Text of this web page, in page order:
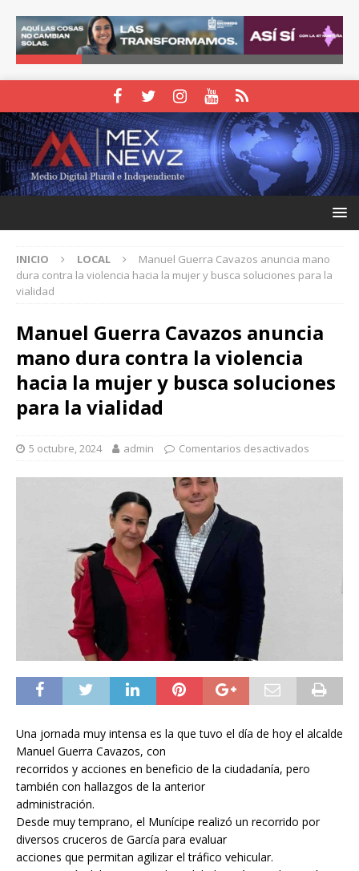
INICIO LOCAL
Manuel Guerra Cavazos anuncia mano
dura contra la violencia hacia la mujer y busca soluciones para la
vialidad
Manuel Guerra Cavazos anuncia
mano dura contra la violencia
hacia la mujer y busca soluciones
para la vialidad
5 octubre, 2024 admin Comentarios desactivados
Una jornada muy intensa es la que tuvo el día de hoy el alcalde
Manuel Guerra Cavazos, con
recorridos y acciones en beneficio de la ciudadanía, pero
también con hallazgos de la anterior
administración.
Desde muy temprano, el Munícipe realizó un recorrido por
diversos cruceros de García para evaluar
acciones que permitan agilizar el tráfico vehicular.